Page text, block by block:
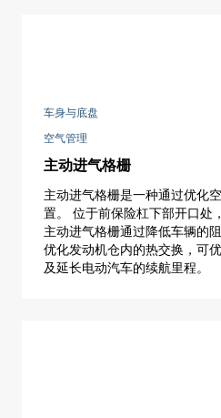
车身与底盘
空气管理
主动进气格栅
主动进气格栅是一种通过优化
置。 位于前保险杠下部开口处
主动进气格栅通过降低车辆的
优化发动机仓内的热交换，可
及延长电动汽车的续航里程。